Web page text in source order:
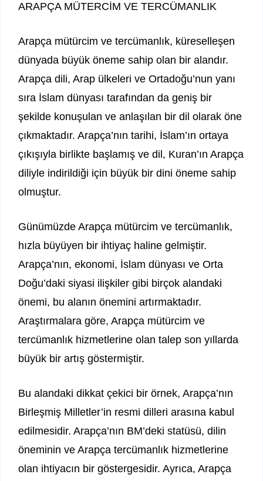
ARAPÇA MÜTERCİM VE TERCÜMANLIK
Arapça mütürcim ve tercümanlık, küreselleşen
dünyada büyük öneme sahip olan bir alandır.
Arapça dili, Arap ülkeleri ve Ortadoğu’nun yanı
sıra İslam dünyası tarafından da geniş bir
şekilde konuşulan ve anlaşılan bir dil olarak öne
çıkmaktadır. Arapça’nın tarihi, İslam’ın ortaya
çıkışıyla birlikte başlamış ve dil, Kuran’ın Arapça
diliyle indirildiği için büyük bir dini öneme sahip
olmuştur.
Günümüzde Arapça mütürcim ve tercümanlık,
hızla büyüyen bir ihtiyaç haline gelmiştir.
Arapça’nın, ekonomi, İslam dünyası ve Orta
Doğu’daki siyasi ilişkiler gibi birçok alandaki
önemi, bu alanın önemini artırmaktadır.
Araştırmalara göre, Arapça mütürcim ve
tercümanlık hizmetlerine olan talep son yıllarda
büyük bir artış göstermiştir.
Bu alandaki dikkat çekici bir örnek, Arapça’nın
Birleşmiş Milletler’in resmi dilleri arasına kabul
edilmesidir. Arapça’nın BM’deki statüsü, dilin
öneminin ve Arapça tercümanlık hizmetlerine
olan ihtiyacın bir göstergesidir. Ayrıca, Arapça